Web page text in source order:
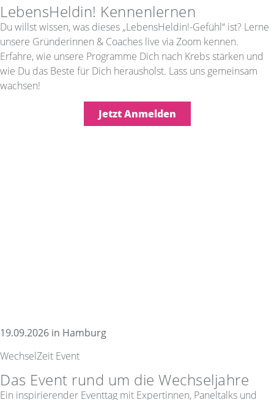
LebensHeldin! Kennenlernen
Du willst wissen, was dieses „LebensHeldin!-Gefühl“ ist? Lerne
unsere Gründerinnen & Coaches live via Zoom kennen.
Erfahre, wie unsere Programme Dich nach Krebs stärken und
wie Du das Beste für Dich herausholst. Lass uns gemeinsam
wachsen!
Jetzt Anmelden
19.09.2026 in Hamburg
WechselZeit Event
Das Event rund um die Wechseljahre
Ein inspirierender Eventtag mit Expertinnen, Paneltalks und